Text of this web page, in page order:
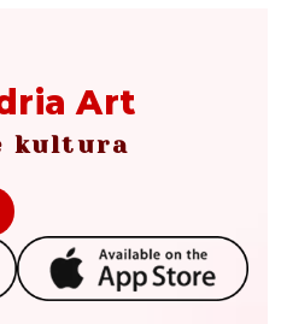
Art
kultura